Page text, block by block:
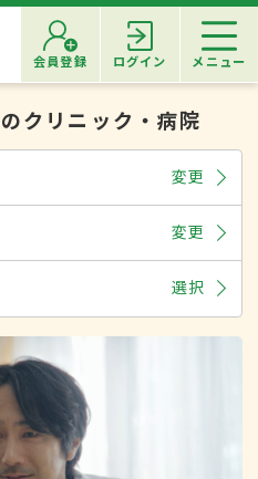
会員登録 ログイン メニュー
のクリニック・病院
変更
変更
選択